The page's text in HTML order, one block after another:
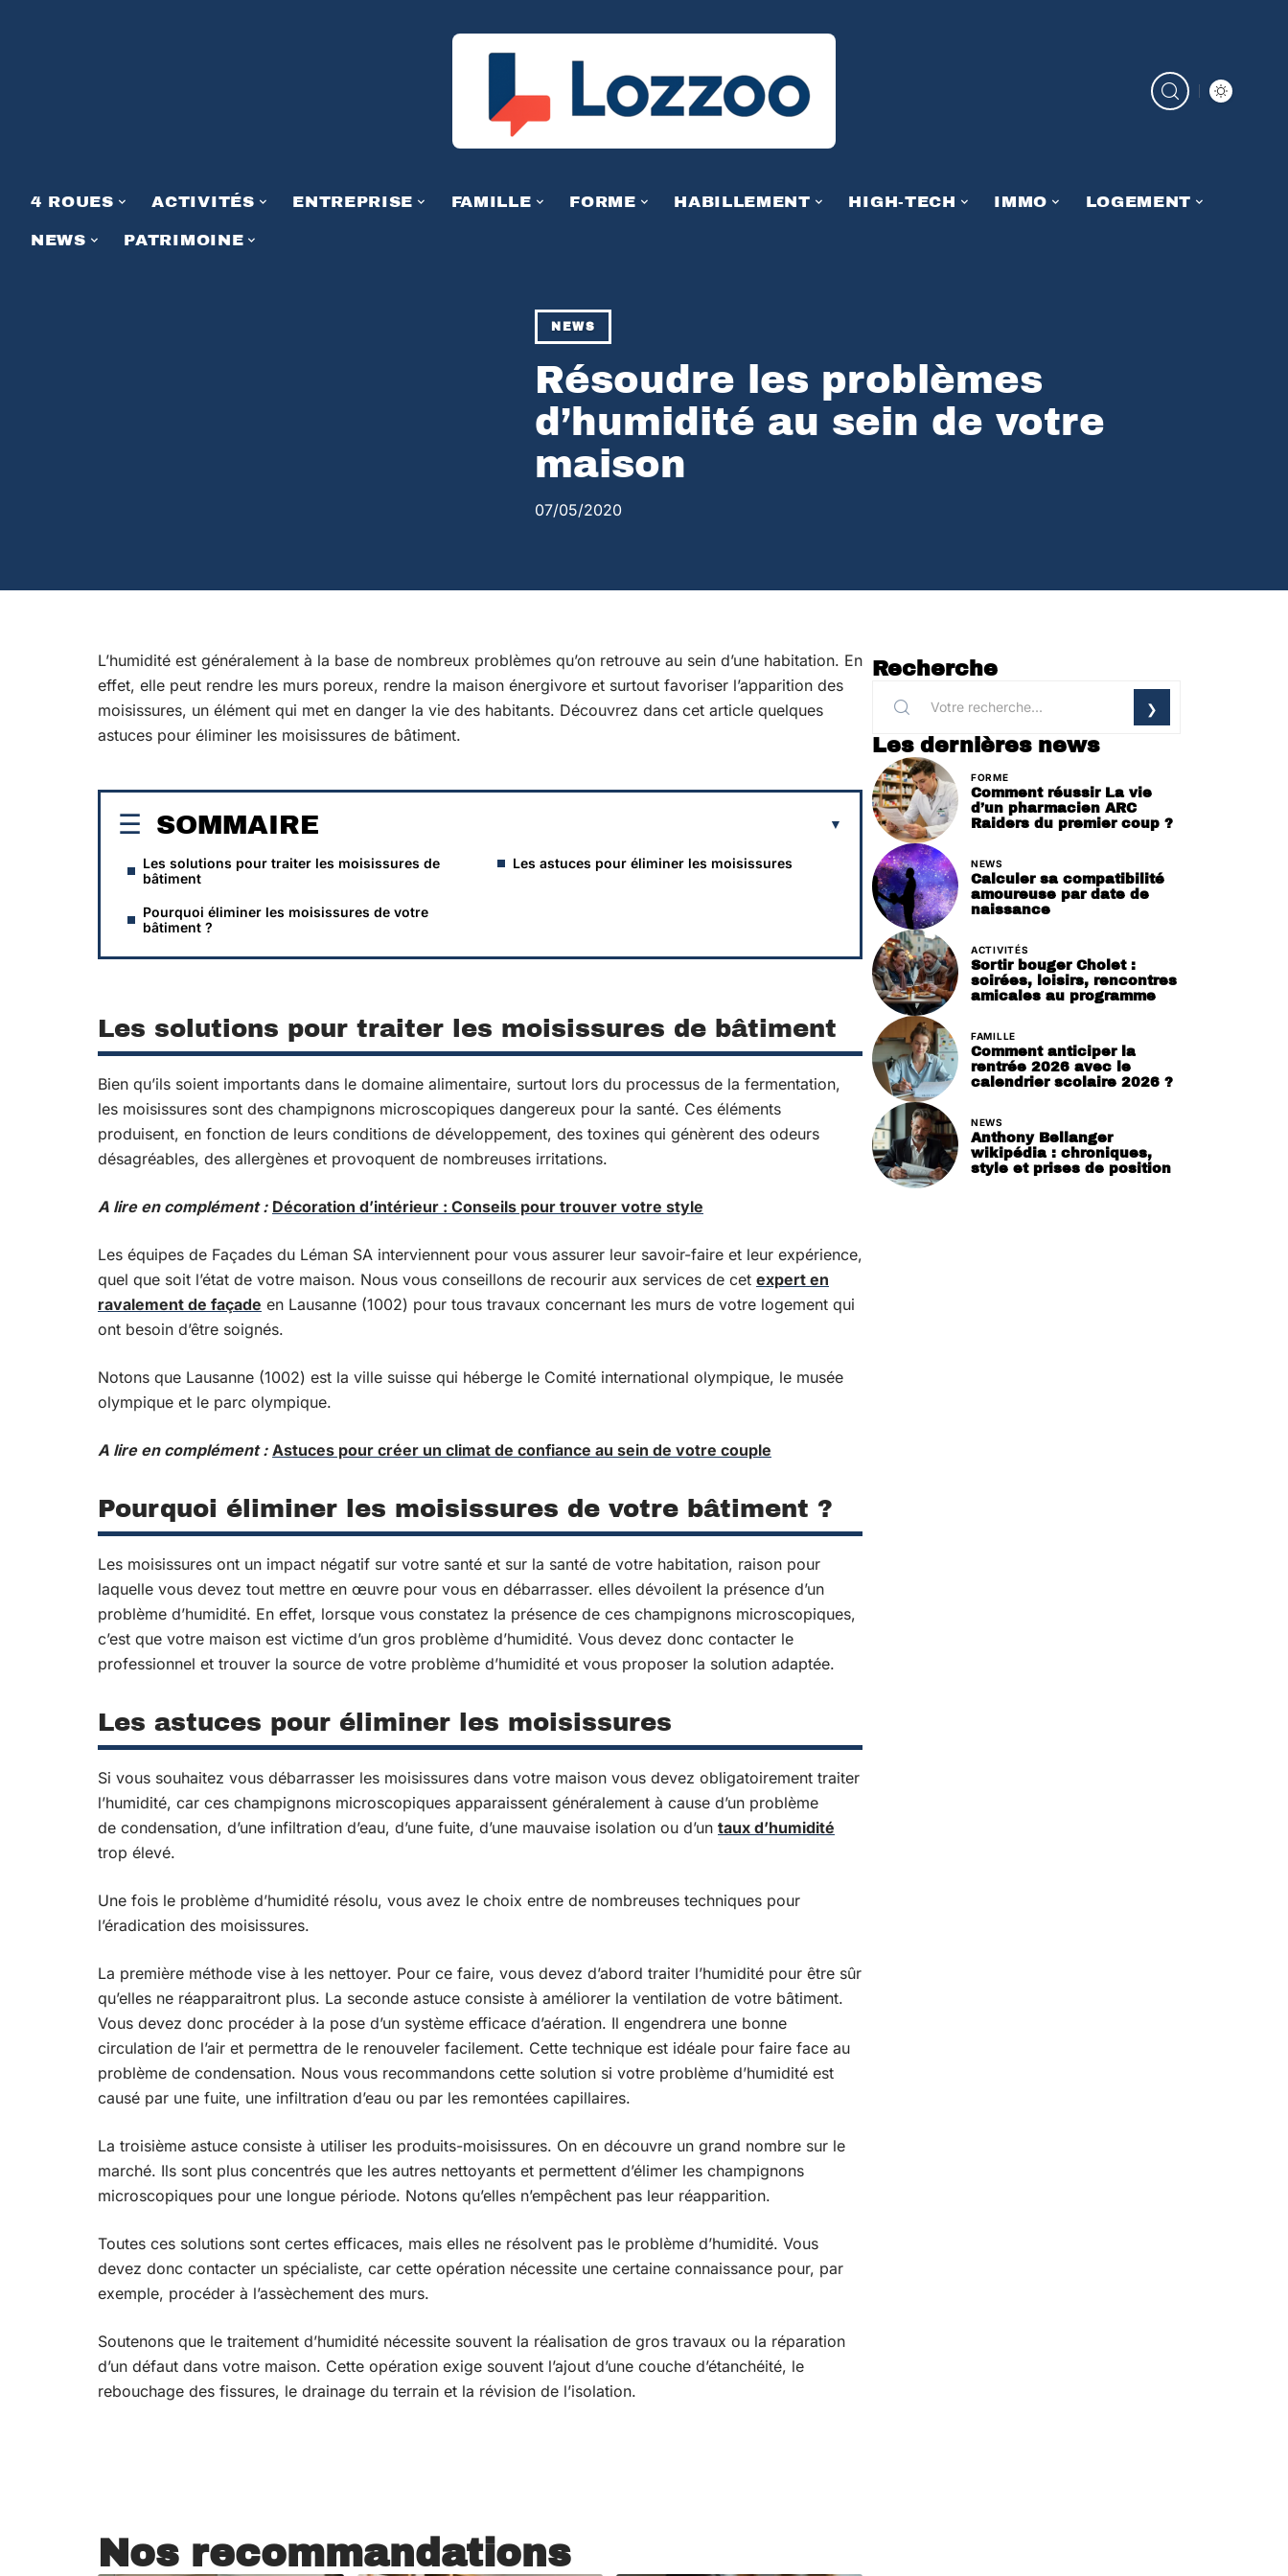
4 ROUES ACTIVITÉS ENTREPRISE FAMILLE FORME HABILLEMENT HIGH-TECH IMMO LOGEMENT
NEWS PATRIMOINE
NEWS
Résoudre les problèmes
d’humidité au sein de votre
maison
07/05/2020
L’humidité est généralement à la base de nombreux problèmes qu’on retrouve au sein d’une habitation. En
effet, elle peut rendre les murs poreux, rendre la maison énergivore et surtout favoriser l’apparition des
moisissures, un élément qui met en danger la vie des habitants. Découvrez dans cet article quelques
astuces pour éliminer les moisissures de bâtiment.
SOMMAIRE
Les solutions pour traiter les moisissures de
bâtiment
Pourquoi éliminer les moisissures de votre
bâtiment ?
Les astuces pour éliminer les moisissures
Les solutions pour traiter les moisissures de bâtiment
Bien qu’ils soient importants dans le domaine alimentaire, surtout lors du processus de la fermentation,
les moisissures sont des champignons microscopiques dangereux pour la santé. Ces éléments
produisent, en fonction de leurs conditions de développement, des toxines qui génèrent des odeurs
désagréables, des allergènes et provoquent de nombreuses irritations.
A lire en complément : Décoration d’intérieur : Conseils pour trouver votre style
Les équipes de Façades du Léman SA interviennent pour vous assurer leur savoir-faire et leur expérience,
quel que soit l’état de votre maison. Nous vous conseillons de recourir aux services de cet expert en
ravalement de façade en Lausanne (1002) pour tous travaux concernant les murs de votre logement qui
ont besoin d’être soignés.
Notons que Lausanne (1002) est la ville suisse qui héberge le Comité international olympique, le musée
olympique et le parc olympique.
A lire en complément : Astuces pour créer un climat de confiance au sein de votre couple
Pourquoi éliminer les moisissures de votre bâtiment ?
Les moisissures ont un impact négatif sur votre santé et sur la santé de votre habitation, raison pour
laquelle vous devez tout mettre en œuvre pour vous en débarrasser. elles dévoilent la présence d’un
problème d’humidité. En effet, lorsque vous constatez la présence de ces champignons microscopiques,
c’est que votre maison est victime d’un gros problème d’humidité. Vous devez donc contacter le
professionnel et trouver la source de votre problème d’humidité et vous proposer la solution adaptée.
Les astuces pour éliminer les moisissures
Si vous souhaitez vous débarrasser les moisissures dans votre maison vous devez obligatoirement traiter
l’humidité, car ces champignons microscopiques apparaissent généralement à cause d’un problème
de condensation, d’une infiltration d’eau, d’une fuite, d’une mauvaise isolation ou d’un taux d’humidité
trop élevé.
Une fois le problème d’humidité résolu, vous avez le choix entre de nombreuses techniques pour
l’éradication des moisissures.
La première méthode vise à les nettoyer. Pour ce faire, vous devez d’abord traiter l’humidité pour être sûr
qu’elles ne réapparaitront plus. La seconde astuce consiste à améliorer la ventilation de votre bâtiment.
Vous devez donc procéder à la pose d’un système efficace d’aération. Il engendrera une bonne
circulation de l’air et permettra de le renouveler facilement. Cette technique est idéale pour faire face au
problème de condensation. Nous vous recommandons cette solution si votre problème d’humidité est
causé par une fuite, une infiltration d’eau ou par les remontées capillaires.
La troisième astuce consiste à utiliser les produits-moisissures. On en découvre un grand nombre sur le
marché. Ils sont plus concentrés que les autres nettoyants et permettent d’élimer les champignons
microscopiques pour une longue période. Notons qu’elles n’empêchent pas leur réapparition.
Toutes ces solutions sont certes efficaces, mais elles ne résolvent pas le problème d’humidité. Vous
devez donc contacter un spécialiste, car cette opération nécessite une certaine connaissance pour, par
exemple, procéder à l’assèchement des murs.
Soutenons que le traitement d’humidité nécessite souvent la réalisation de gros travaux ou la réparation
d’un défaut dans votre maison. Cette opération exige souvent l’ajout d’une couche d’étanchéité, le
rebouchage des fissures, le drainage du terrain et la révision de l’isolation.
Nos recommandations
Recherche
Les dernières news
FORME
Comment réussir La vie
d’un pharmacien ARC
Raiders du premier coup ?
NEWS
Calculer sa compatibilité
amoureuse par date de
naissance
ACTIVITÉS
Sortir bouger Cholet :
soirées, loisirs, rencontres
amicales au programme
FAMILLE
Comment anticiper la
rentrée 2026 avec le
calendrier scolaire 2026 ?
NEWS
Anthony Bellanger
wikipédia : chroniques,
style et prises de position